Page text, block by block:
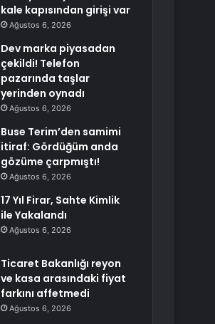
kale kapısından girişi var
Ağustos 6, 2026
Dev marka piyasadan
çekildi! Telefon
pazarında taşlar
yerinden oynadı
Ağustos 6, 2026
Buse Terim’den samimi
itiraf: Gördüğüm anda
gözüme çarpmıştı!
Ağustos 6, 2026
17 Yıl Firar, Sahte Kimlik
ile Yakalandı
Ağustos 6, 2026
Ticaret Bakanlığı reyon
ve kasa arasındaki fiyat
farkını affetmedi
Ağustos 6, 2026